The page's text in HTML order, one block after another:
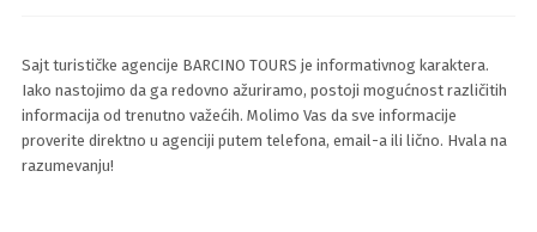
Sajt turističke agencije BARCINO TOURS je informativnog karaktera.
Iako nastojimo da ga redovno ažuriramo, postoji mogućnost različitih
informacija od trenutno važećih. Molimo Vas da sve informacije
proverite direktno u agenciji putem telefona, email-a ili lično. Hvala na
razumevanju!